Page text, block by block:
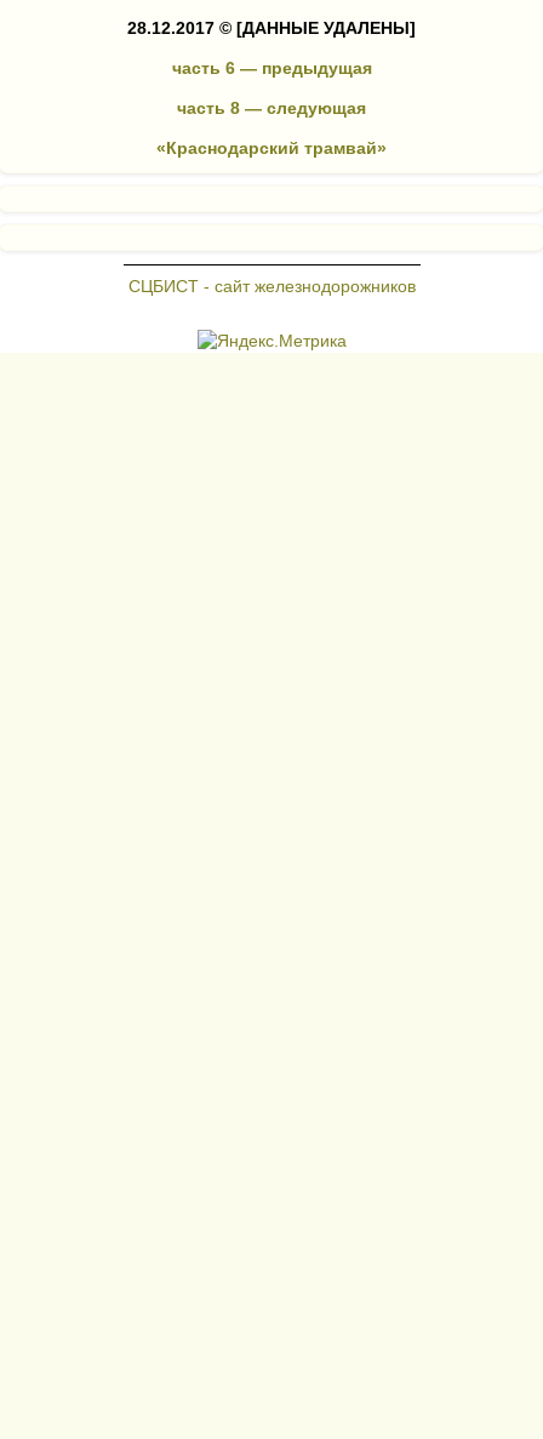
28.12.2017 © [ДАННЫЕ УДАЛЕНЫ]
часть 6 — предыдущая
часть 8 — следующая
«Краснодарский трамвай»
СЦБИСТ - сайт железнодорожников